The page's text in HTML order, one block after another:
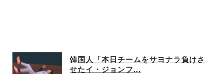
韓国人「本日チームをサヨナラ負けさ
せたイ・ジョンフ...